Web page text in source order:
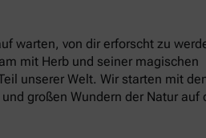
warten, von dir erforscht zu
mit Herb und seiner magischen
unserer Welt. Wir starten mit
großen Wundern der Natur auf